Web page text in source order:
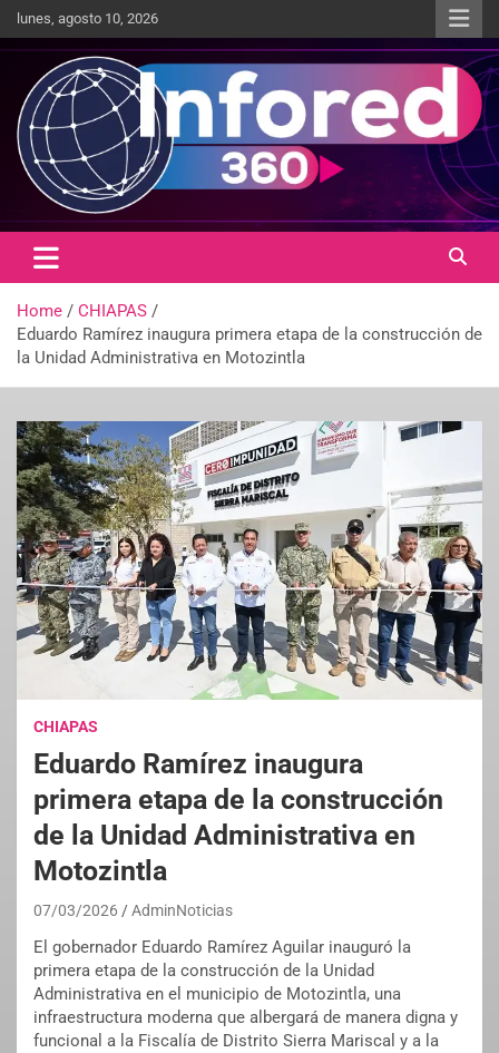
lunes, agosto 10, 2026
infored360.mx
Un giro en la información
Home
CHIAPAS
Eduardo Ramírez inaugura primera etapa de la construcción de
la Unidad Administrativa en Motozintla
CHIAPAS
Eduardo Ramírez inaugura
primera etapa de la construcción
de la Unidad Administrativa en
Motozintla
07/03/2026 AdminNoticias
El gobernador Eduardo Ramírez Aguilar inauguró la
primera etapa de la construcción de la Unidad
Administrativa en el municipio de Motozintla, una
infraestructura moderna que albergará de manera digna y
funcional a la Fiscalía de Distrito Sierra Mariscal y a la